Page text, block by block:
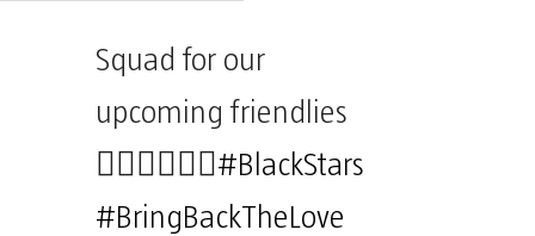
Squad for our
upcoming friendlies
👇🏿👇🏿👇🏿#BlackStars
#BringBackTheLove